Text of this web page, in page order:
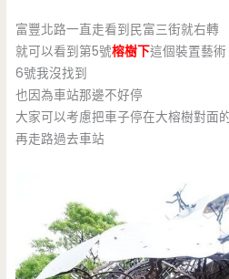
富豐北路一直走看到民富三街就右轉
就可以看到第5號榕樹下這個裝置藝術
6號我沒找到
也因為車站那邊不好停
大家可以考慮把車子停在大榕樹對面
再走路過去車站